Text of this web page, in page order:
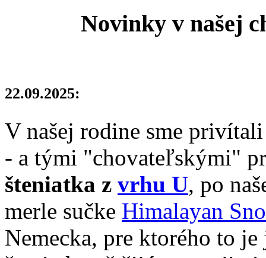
Novinky v našej
22.09.2025:
V našej rodine sme
- a tými "chovateľskými"
šteniatka z vrhu U, po
merle sučke Himalayan
Nemecka, pre ktorého to